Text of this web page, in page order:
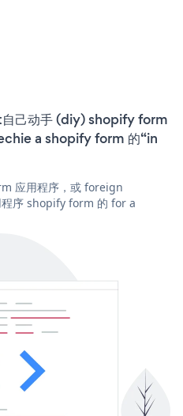
己动手 (diy) shopify form
a shopify form 的“in
应用程序，或 foreign
序 shopify form 的 for a